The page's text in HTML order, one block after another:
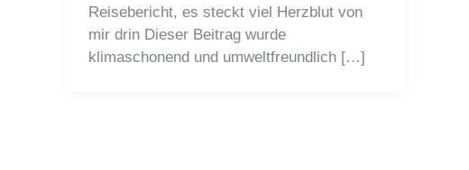
Reisebericht, es steckt viel Herzblut von
mir drin Dieser Beitrag wurde
klimaschonend und umweltfreundlich […]